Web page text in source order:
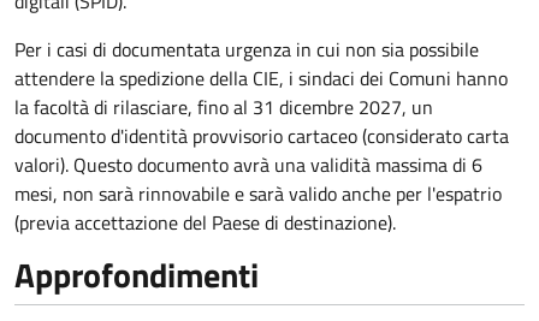
Per i casi di documentata urgenza in cui non sia possibile
attendere la spedizione della CIE, i sindaci dei Comuni hanno
la facoltà di rilasciare, fino al 31 dicembre 2027, un
documento d'identità provvisorio cartaceo (considerato carta
valori). Questo documento avrà una validità massima di 6
mesi, non sarà rinnovabile e sarà valido anche per l'espatrio
(previa accettazione del Paese di destinazione).
Approfondimenti